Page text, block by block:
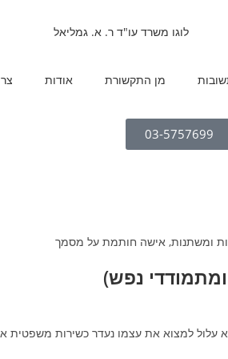
מן התקשורת אודות
03-5757699
נפש)
עלול למצוא את עצמו נעדר כשירות משפטית